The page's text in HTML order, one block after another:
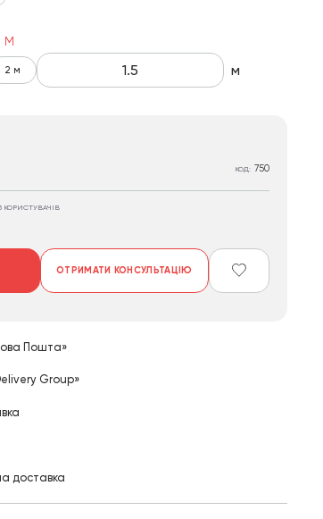
М
2 м м
КОД: 750
КОРИСТУВАЧІВ
ОТРИМАТИ КОНСУЛЬТАЦІЮ
Пошта»
Group»
доставка